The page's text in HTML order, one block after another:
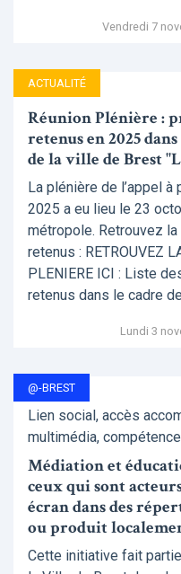
Vendredi 7
ACTUALITÉ
Réunion Plénière :
retenus en 2025
de la ville de Brest
La plénière de l’appel
2025 a eu lieu le 23
métropole. Retrouvez
retenus : RETROUVEZ
PLENIERE ICI : Liste
retenus dans le cadre
Lundi 3
@-BREST
Lien social, accès
multimédia,
Médiation et
ceux qui sont
écran dans des
ou produit
Cette initiative fait